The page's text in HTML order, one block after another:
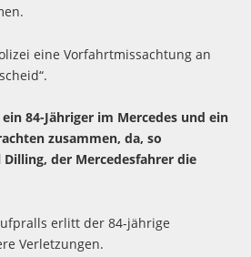
eine Vorfahrtmissachtung an
ein 84-Jähriger im Mercedes und ein
zusammen, da, so
der Mercedesfahrer die
erlitt der 84-jährige
Verletzungen.